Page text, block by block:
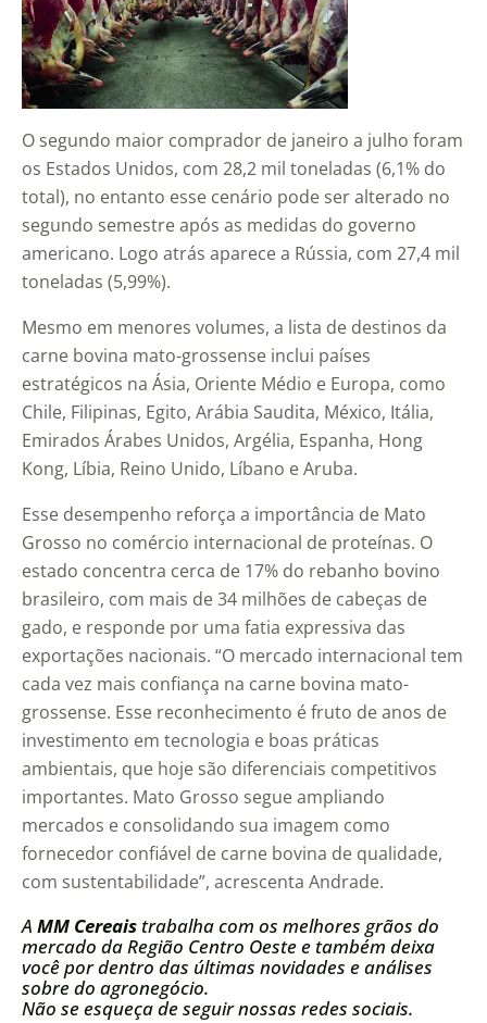
O segundo maior comprador de janeiro a julho foram
os Estados Unidos, com 28,2 mil toneladas (6,1% do
total), no entanto esse cenário pode ser alterado no
segundo semestre após as medidas do governo
americano. Logo atrás aparece a Rússia, com 27,4 mil
toneladas (5,99%).
Mesmo em menores volumes, a lista de destinos da
carne bovina mato-grossense inclui países
estratégicos na Ásia, Oriente Médio e Europa, como
Chile, Filipinas, Egito, Arábia Saudita, México, Itália,
Emirados Árabes Unidos, Argélia, Espanha, Hong
Kong, Líbia, Reino Unido, Líbano e Aruba.
Esse desempenho reforça a importância de Mato
Grosso no comércio internacional de proteínas. O
estado concentra cerca de 17% do rebanho bovino
brasileiro, com mais de 34 milhões de cabeças de
gado, e responde por uma fatia expressiva das
exportações nacionais. “O mercado internacional tem
cada vez mais confiança na carne bovina mato-
grossense. Esse reconhecimento é fruto de anos de
investimento em tecnologia e boas práticas
ambientais, que hoje são diferenciais competitivos
importantes. Mato Grosso segue ampliando
mercados e consolidando sua imagem como
fornecedor confiável de carne bovina de qualidade,
com sustentabilidade”, acrescenta Andrade.
A MM Cereais trabalha com os melhores grãos do
mercado da Região Centro Oeste e também deixa
você por dentro das últimas novidades e análises
sobre do agronegócio.
Não se esqueça de seguir nossas redes sociais.